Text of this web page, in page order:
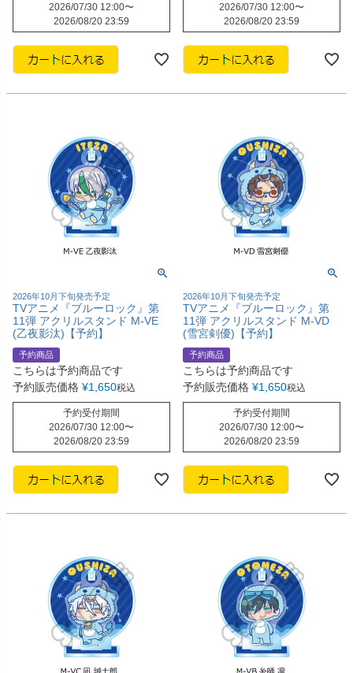
2026/07/30 12:00〜
2026/08/20 23:59
2026/07/30 12:00〜
2026/08/20 23:59
2026年10月下旬発売予定
TVアニメ『ブルーロック』第
11弾 アクリルスタンド M-VE
(乙夜影汰)【予約】
予約商品
こちらは予約商品です
予約販売価格 ¥1,650税込
予約受付期間
2026/07/30 12:00〜
2026/08/20 23:59
2026年10月下旬発売予定
TVアニメ『ブルーロック』第
11弾 アクリルスタンド M-VD
(雪宮剣優)【予約】
予約商品
こちらは予約商品です
予約販売価格 ¥1,650税込
予約受付期間
2026/07/30 12:00〜
2026/08/20 23:59